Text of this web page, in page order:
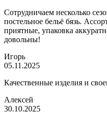
Сотрудничаем несколько
постельное бельё бязь.
приятные, упаковка
довольны!
Игорь
05.11.2025
Качественные изделия и
Алексей
30.10.2025